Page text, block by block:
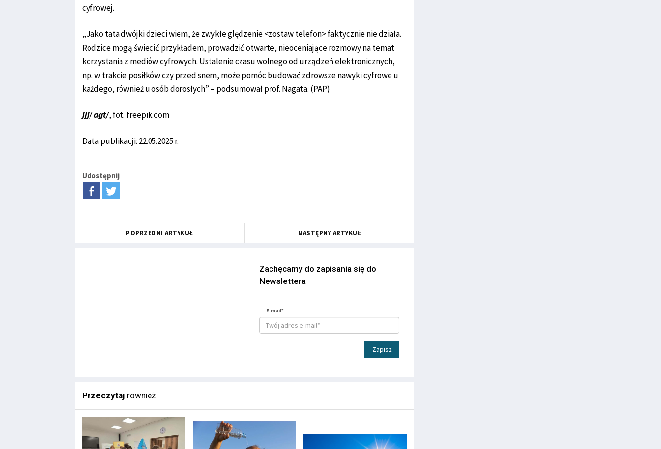
cyfrowej.
„Jako tata dwójki dzieci wiem, że zwykłe ględzenie <zostaw telefon> faktycznie nie działa.
Rodzice mogą świecić przykładem, prowadzić otwarte, nieoceniające rozmowy na temat
korzystania z mediów cyfrowych. Ustalenie czasu wolnego od urządzeń elektronicznych,
np. w trakcie posiłków czy przed snem, może pomóc budować zdrowsze nawyki cyfrowe u
każdego, również u osób dorosłych” – podsumował prof. Nagata. (PAP)
jjj/ agt/, fot. freepik.com
Data publikacji: 22.05.2025 r.
Udostępnij
POPRZEDNI ARTYKUŁ NASTĘPNY ARTYKUŁ
Zachęcamy do zapisania się do
Newslettera
E-mail*
Zapisz
Przeczytaj również